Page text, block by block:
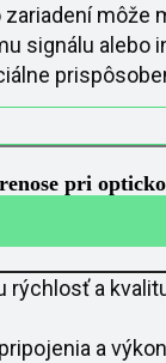
môže
signálu
pri
a
a